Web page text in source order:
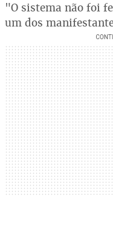
"O sistema não foi
um dos